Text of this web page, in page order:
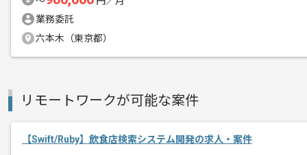
その他募集要項
エージェントからのコ
メント
人事向けにWebサービスやプラットフ
業務委託
六本木（東京都）
リモートワークが可能な案件
【Swift/Ruby】飲食店検索システム開発の求人・案件